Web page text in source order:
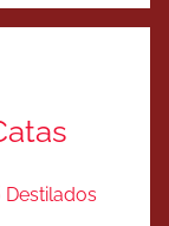
Destilados